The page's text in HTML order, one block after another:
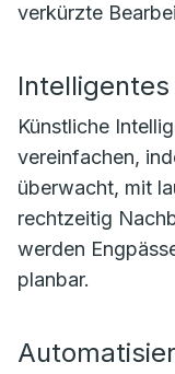
verkürzte
Künstliche
vereinfachen,
überwacht, mit
rechtzeitig
werden
planbar.